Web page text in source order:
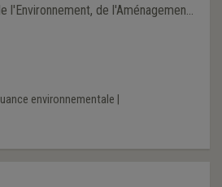
l'Environnement, de l'Aménagement
environnementale